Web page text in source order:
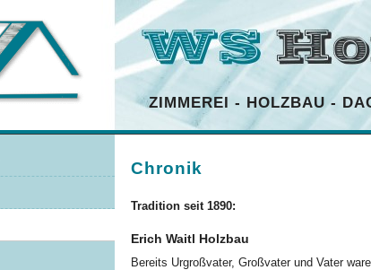
ZIMMEREI - HOLZBAU -
Chronik
Tradition seit 1890:
Erich Waitl Holzbau
Bereits Urgroßvater, Großvater und Vater